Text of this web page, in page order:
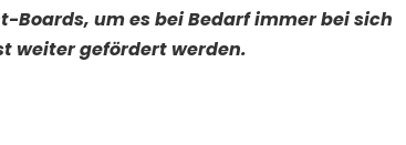
Boards, um es bei Bedarf immer bei sich
weiter gefördert werden.